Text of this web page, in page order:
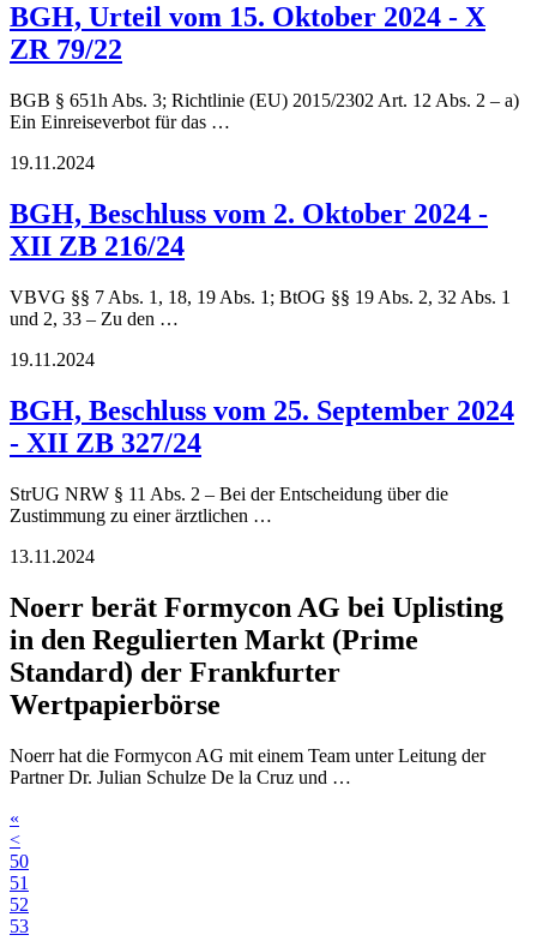
BGH, Urteil vom 15. Oktober 2024 - X
ZR 79/22
BGB § 651h Abs. 3; Richtlinie (EU) 2015/2302 Art. 12 Abs. 2 – a)
Ein Einreiseverbot für das …
19.11.2024
BGH, Beschluss vom 2. Oktober 2024 -
XII ZB 216/24
VBVG §§ 7 Abs. 1, 18, 19 Abs. 1; BtOG §§ 19 Abs. 2, 32 Abs. 1
und 2, 33 – Zu den …
19.11.2024
BGH, Beschluss vom 25. September 2024
- XII ZB 327/24
StrUG NRW § 11 Abs. 2 – Bei der Entscheidung über die
Zustimmung zu einer ärztlichen …
13.11.2024
Noerr berät Formycon AG bei Uplisting
in den Regulierten Markt (Prime
Standard) der Frankfurter
Wertpapierbörse
Noerr hat die Formycon AG mit einem Team unter Leitung der
Partner Dr. Julian Schulze De la Cruz und …
«
<
50
51
52
53